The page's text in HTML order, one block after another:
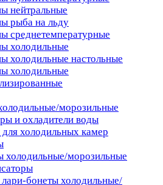
нейтральные
рыба на льду
среднетемпературные
холодильные
холодильные настольные
холодильные
морозильные
и охладители воды
холодильных камер
холодильные/морозильные
бонеты холодильные/